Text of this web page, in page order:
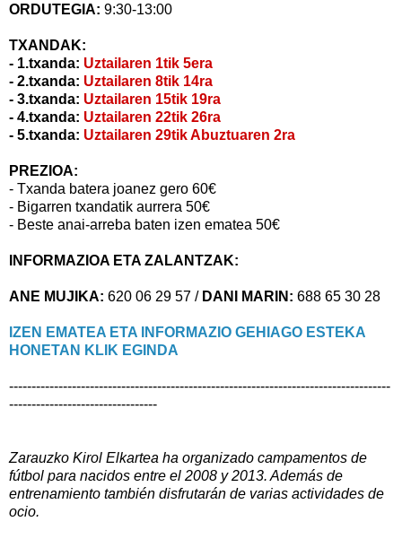
ORDUTEGIA: 9:30-13:00
TXANDAK:
- 1.txanda: Uztailaren 1tik 5era
- 2.txanda: Uztailaren 8tik 14ra
- 3.txanda: Uztailaren 15tik 19ra
- 4.txanda: Uztailaren 22tik 26ra
- 5.txanda: Uztailaren 29tik Abuztuaren 2ra
PREZIOA:
- Txanda batera joanez gero 60€
- Bigarren txandatik aurrera 50€
- Beste anai-arreba baten izen ematea 50€
INFORMAZIOA ETA ZALANTZAK:
ANE MUJIKA: 620 06 29 57 / DANI MARIN: 688 65 30 28
IZEN EMATEA ETA INFORMAZIO GEHIAGO ESTEKA
HONETAN KLIK EGINDA
-------------------------------------------------------------------------------------
---------------------------------
Zarauzko Kirol Elkartea ha organizado campamentos de
fútbol para nacidos entre el 2008 y 2013. Además de
entrenamiento también disfrutarán de varias actividades de
ocio.